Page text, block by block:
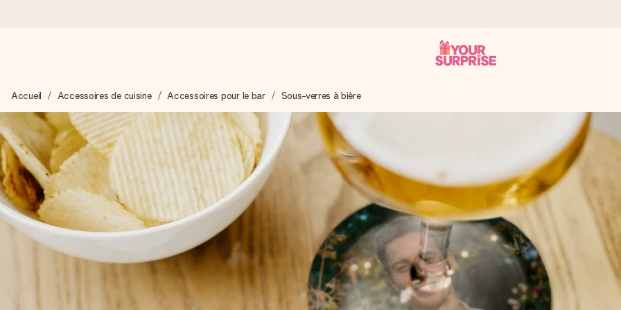
Nous préparons votre cadeau avec attention et l’envoyons en un éclair – pour que vous puissiez l’offrir au bon moment, quand
4,9 (sur la base de +15 000 avis)
Nos cadeaux sont appréciés. Les clients nous attribuent une note de 4,9 sur Google Reviews (total de tous les pays où nous
Carte de vœux gratuite
Créez quelque chose d’unique en quelques étapes – avec son prénom, votre photo ou un message qui touche le cœur. Sans
Accueil Accessoires de cuisine Accessoires pour le bar Sous-verres à bière